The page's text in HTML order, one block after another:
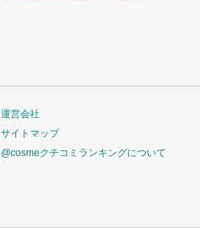
運営会社
サイトマップ
@cosmeクチコミランキングについて